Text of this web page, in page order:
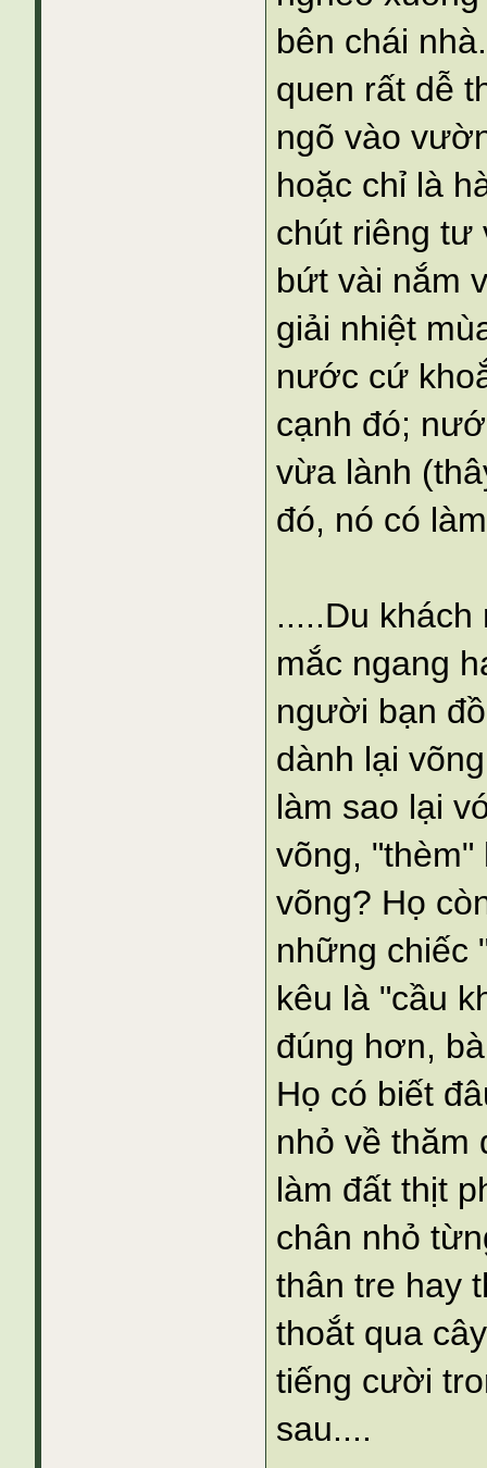
bên chái
quen rất dễ
ngõ vào
hoặc chỉ là
chút riêng tư
bứt vài nắm
giải nhiệt
nước cứ
cạnh đó;
vừa lành
đó, nó có
.....Du
mắc ngang
người bạn
dành lại
làm sao lại
võng,
võng? Họ
những chiếc
kêu là "cầu
đúng hơn,
Họ có biết
nhỏ về thăm
làm đất thịt
chân nhỏ
thân tre hay
thoắt qua
tiếng cười
sau....